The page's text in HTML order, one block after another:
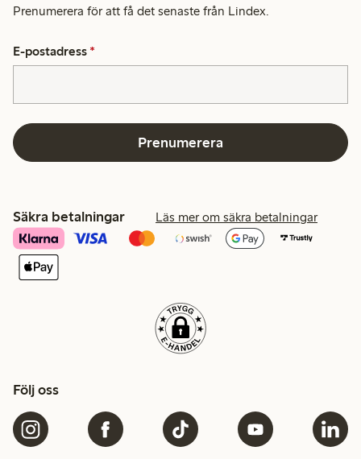
Prenumerera för att få det senaste från Lindex.
E-postadress *
Prenumerera
Säkra betalningar Läs mer om säkra betalningar
Följ oss